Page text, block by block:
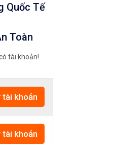
Quốc Tế
Toàn
tài khoản!
tài khoản
tài khoản